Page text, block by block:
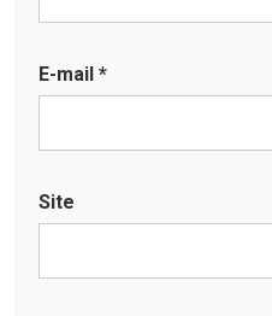
E-mail *
Site